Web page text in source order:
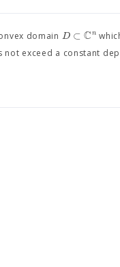
domain D ⊂ Cn
not exceed a constant